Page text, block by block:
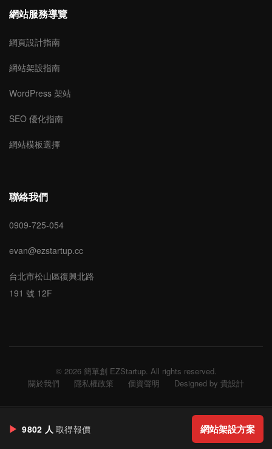
網站服務導覽
網頁設計指南
網站架設指南
WordPress 架站
SEO 優化指南
網站模板選擇
聯絡我們
0909-725-054
evan@ezstartup.cc
台北市松山區復興北路
191 號 12F
© 2026 簡單創 EZStartup. All rights reserved.
關於我們
隱私權政策 個資聲明 Designed by 貴設計
▶ 9802 人 取得報價 網站架設方案